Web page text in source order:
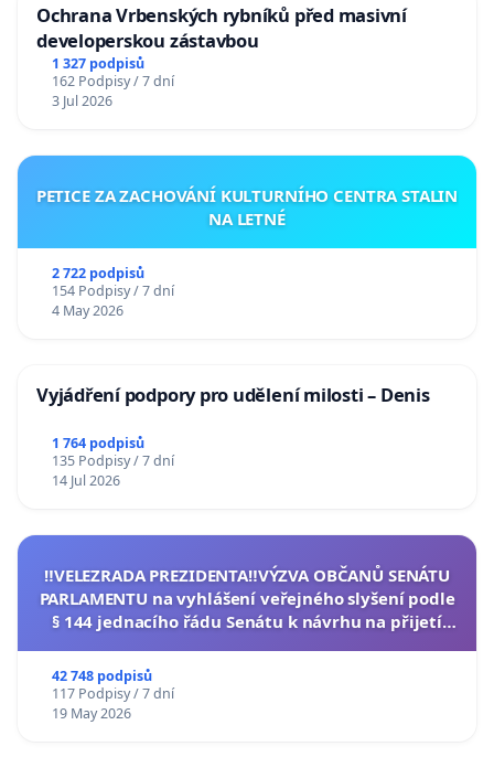
Ochrana Vrbenských rybníků před masivní
developerskou zástavbou
1 327 podpisů
162 Podpisy / 7 dní
3 Jul 2026
PETICE ZA ZACHOVÁNÍ KULTURNÍHO CENTRA STALIN
NA LETNÉ
2 722 podpisů
154 Podpisy / 7 dní
4 May 2026
Vyjádření podpory pro udělení milosti – Denis
1 764 podpisů
135 Podpisy / 7 dní
14 Jul 2026
‼️VELEZRADA PREZIDENTA‼️VÝZVA OBČANŮ SENÁTU
PARLAMENTU na vyhlášení veřejného slyšení podle
§ 144 jednacího řádu Senátu k návrhu na přijetí
42 748 podpisů
117 Podpisy / 7 dní
19 May 2026